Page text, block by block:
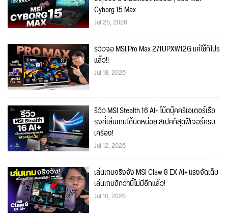
Cyborg 15 Max
Jul 25, 2026
รีวิวจอ MSI Pro Max 271UPXW12G แค่ใช้ก็โปร
แล้ว!!
Jul 18, 2026
รีวิว MSI Stealth 16 AI+ โน้ตบุ๊คครีเอเตอร์เรือ
ธงที่เล่นเกมได้นิดหน่อย สเปคก็สุดฟีเจอร์ครบ
เครื่อง!
Jul 12, 2026
เล่นเกมจริงจัง MSI Claw 8 EX AI+ แรงจัดเต็ม
เล่นเกมดีกว่านี้ไม่มีอีกแล้ว!
Jul 10, 2026